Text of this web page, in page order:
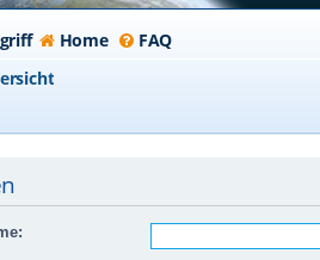
Home FAQ